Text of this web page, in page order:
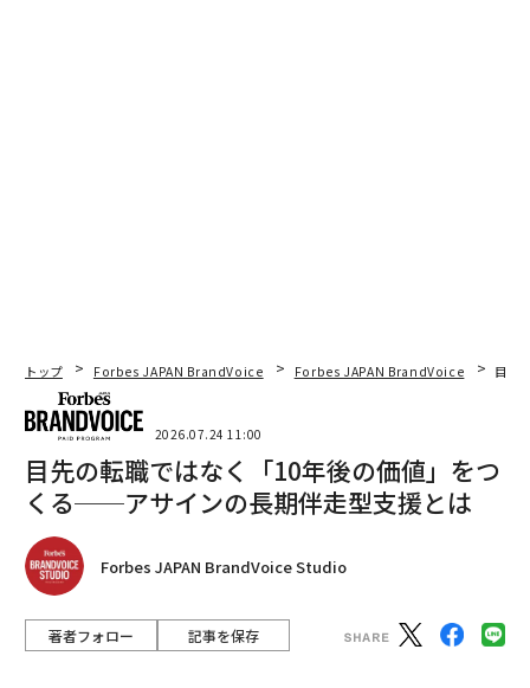
トップ Forbes JAPAN BrandVoice Forbes JAPAN BrandVoice 目先
2026.07.24 11:00
目先の転職ではなく「10年後の価値」をつ
くる──アサインの長期伴走型支援とは
Forbes JAPAN BrandVoice Studio
著者フォロー 記事を保存